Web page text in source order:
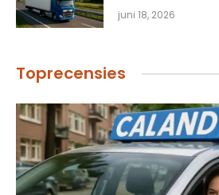
juni 18, 2026
Toprecensies